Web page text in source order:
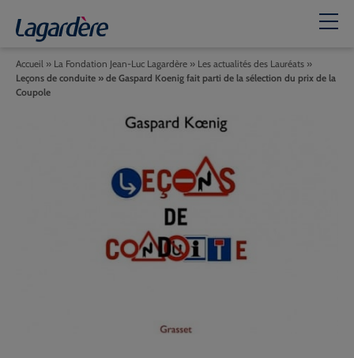
Accueil » La Fondation Jean-Luc Lagardère » Les actualités des Lauréats »
Leçons de conduite » de Gaspard Koenig fait parti de la sélection du prix de la
Coupole